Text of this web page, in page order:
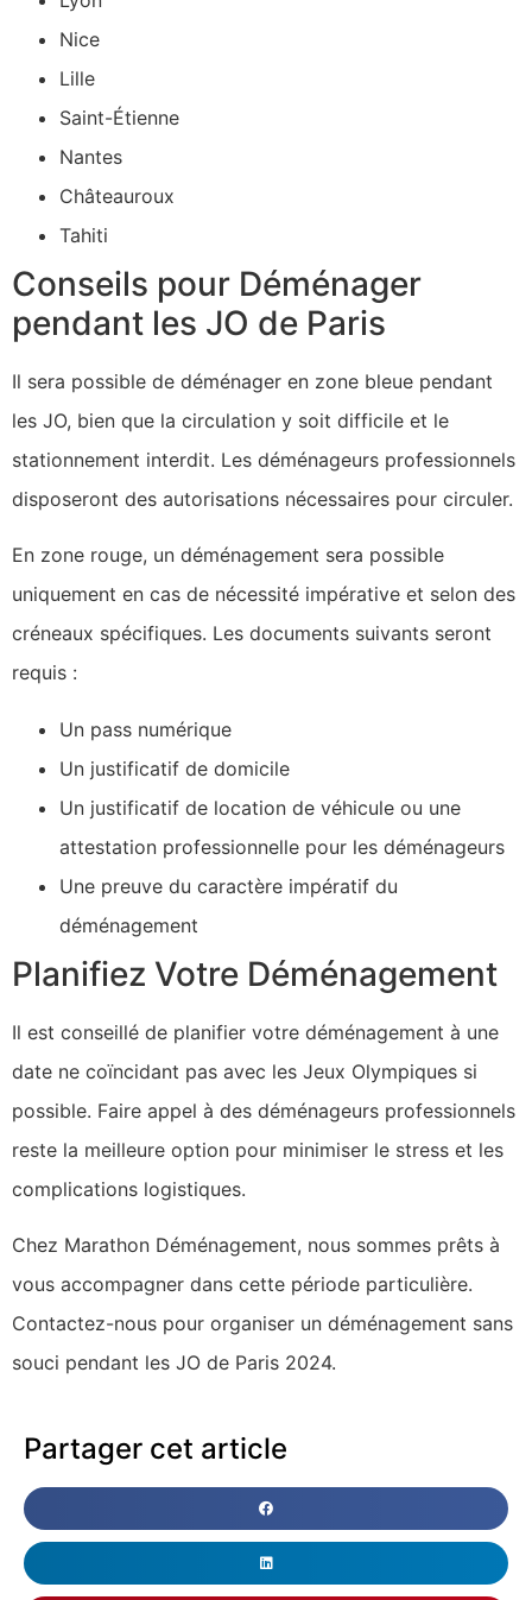
Nice
Lille
Saint-Étienne
Nantes
Châteauroux
Tahiti
Conseils pour Déménager
pendant les JO de Paris
Il sera possible de déménager en zone bleue pendant
les JO, bien que la circulation y soit difficile et le
stationnement interdit. Les déménageurs professionnels
disposeront des autorisations nécessaires pour circuler.
En zone rouge, un déménagement sera possible
uniquement en cas de nécessité impérative et selon des
créneaux spécifiques. Les documents suivants seront
requis :
Un pass numérique
Un justificatif de domicile
Un justificatif de location de véhicule ou une
attestation professionnelle pour les déménageurs
Une preuve du caractère impératif du
déménagement
Planifiez Votre Déménagement
Il est conseillé de planifier votre déménagement à une
date ne coïncidant pas avec les Jeux Olympiques si
possible. Faire appel à des déménageurs professionnels
reste la meilleure option pour minimiser le stress et les
complications logistiques.
Chez Marathon Déménagement, nous sommes prêts à
vous accompagner dans cette période particulière.
Contactez-nous pour organiser un déménagement sans
souci pendant les JO de Paris 2024.
Partager cet article